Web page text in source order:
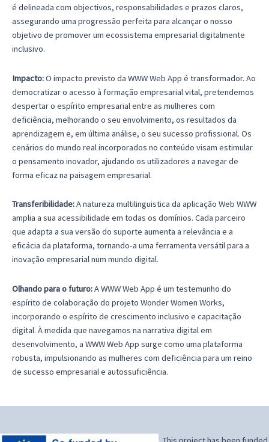
é delineada com objectivos, responsabilidades e prazos claros,
assegurando uma progressão perfeita para alcançar o nosso
objetivo de promover um ecossistema empresarial digitalmente
inclusivo.
Impacto:O impacto previsto da WWW Web App é transformador. Ao
democratizar o acesso à formação empresarial vital, pretendemos
despertar o espírito empresarial entre as mulheres com
deficiência, melhorando o seu envolvimento, os resultados da
aprendizagem e, em última análise, o seu sucesso profissional. Os
cenários do mundo real incorporados no conteúdo visam estimular
o pensamento inovador, ajudando os utilizadores a navegar de
forma eficaz na paisagem empresarial.
Transferibilidade:A natureza multilinguistica da aplicação Web WWW
amplia a sua acessibilidade em todas os domínios. Cada parceiro
que adapta a sua versão do suporte aumenta a relevância e a
eficácia da plataforma, tornando-a uma ferramenta versátil para a
inovação empresarial num mundo digital.
Olhando para o futuro:A WWW Web App é um testemunho do
espírito de colaboração do projeto Wonder Women Works,
incorporando o espírito de crescimento inclusivo e capacitação
digital. À medida que navegamos na narrativa digital em
desenvolvimento, a WWW Web App surge como uma plataforma
robusta, impulsionando as mulheres com deficiência para um reino
de sucesso empresarial e autossuficiência.